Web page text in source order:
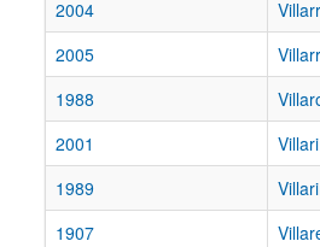
2004
2005
1988
2001
1989
1907